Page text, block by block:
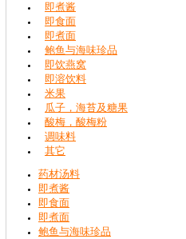
即煮酱
即食面
即煮面
鲍鱼与海味珍品
即饮燕窝
即溶饮料
米果
瓜子，海苔及糖果
酸梅，酸梅粉
调味料
其它
药材汤料
即煮酱
即食面
即煮面
鲍鱼与海味珍品